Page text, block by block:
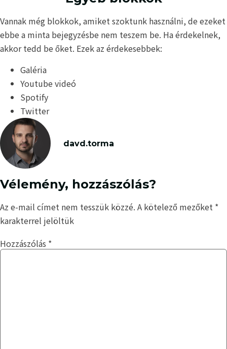
Vannak még blokkok, amiket szoktunk használni, de ezeket
ebbe a minta bejegyzésbe nem teszem be. Ha érdekelnek,
akkor tedd be őket. Ezek az érdekesebbek:
Galéria
Youtube videó
Spotify
Twitter
davd.torma
Vélemény, hozzászólás?
Az e-mail címet nem tesszük közzé. A kötelező mezőket *
karakterrel jelöltük
Hozzászólás *